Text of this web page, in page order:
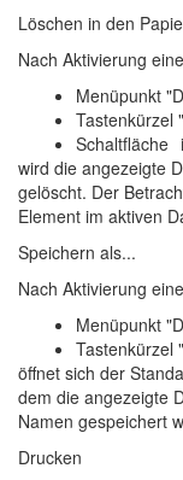
Löschen in den
Nach Aktivierung
Menüpunkt
Tastenkürzel
Schaltfläche
wird die angezeigte
gelöscht. Der
Element im aktiven
Speichern als...
Nach Aktivierung
Menüpunkt
Tastenkürzel
öffnet sich der
dem die angezeigte
Namen gespeichert
Drucken